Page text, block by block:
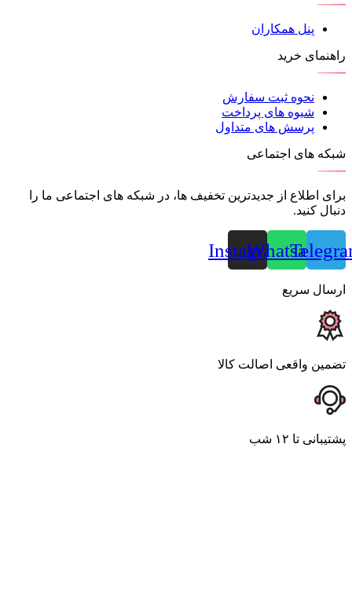
پنل همکاران
راهنمای خرید
نحوه ثبت سفارش
شیوه های پرداخت
پرسش های متداول
شبکه های اجتماعی
برای اطلاع از جدیدترین تخفیف ها، در شبکه های اجتماعی ما را
دنبال کنید.
Whatsapp
Instagram
ارسال سریع
تضمین واقعی اصالت کالا
پشتیبانی تا ۱۲ شب